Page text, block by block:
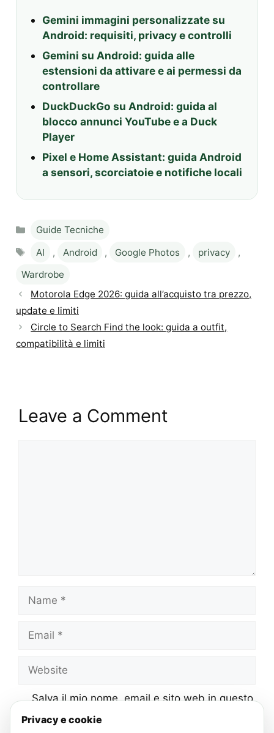
Gemini immagini personalizzate su
Android: requisiti, privacy e controlli
Gemini su Android: guida alle
estensioni da attivare e ai permessi da
controllare
DuckDuckGo su Android: guida al
blocco annunci YouTube e a Duck
Player
Pixel e Home Assistant: guida Android
a sensori, scorciatoie e notifiche locali
Categories
Guide Tecniche
Tags
AI , Android , Google Photos , privacy
,
Wardrobe
Motorola Edge 2026: guida all’acquisto tra prezzo,
update e limiti
Circle to Search Find the look: guida a outfit,
compatibilità e limiti
Leave a Comment
Name
Email
Website
Salva il mio nome, email e sito web in questo
browser per la prossima volta che
commento.
Privacy e cookie